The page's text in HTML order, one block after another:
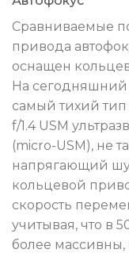
Сравниваемые
привода
оснащен
На сегодняшний
самый тихий тип
f/1.4 USM
(micro-USM), не
напрягающий
кольцевой
скорость
учитывая, что в
более массивны,